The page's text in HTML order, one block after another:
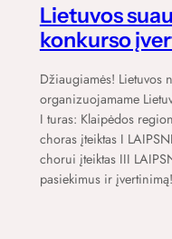
Lietuvos
konkurso
Džiaugiamės! Lietuvos
organizuojamame
I turas: Klaipėdos
choras įteiktas I
chorui įteiktas III
pasiekimus ir įvertinimą!